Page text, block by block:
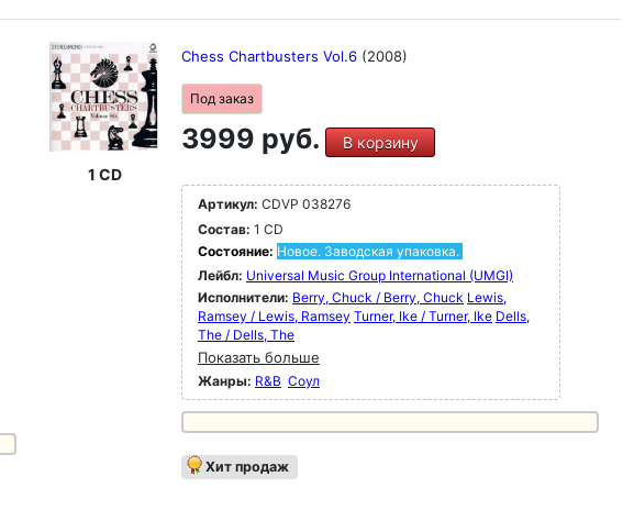
1 CD
Chess Chartbusters Vol.6 (2008)
Под заказ
3999 руб. В корзину
Артикул: CDVP 038276
Состав: 1 CD
Состояние: Новое. Заводская упаковка.
Лейбл: Universal Music Group International (UMGI)
Исполнители: Berry, Chuck / Berry, Chuck Lewis,
Ramsey / Lewis, Ramsey Turner, Ike / Turner, Ike Dells,
The / Dells, The
Показать больше
Жанры: R&B Соул
Хит продаж